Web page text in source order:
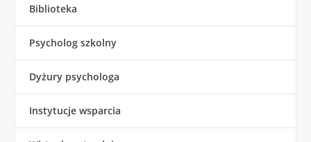
Biblioteka
Psycholog szkolny
Dyżury psychologa
Instytucje wsparcia